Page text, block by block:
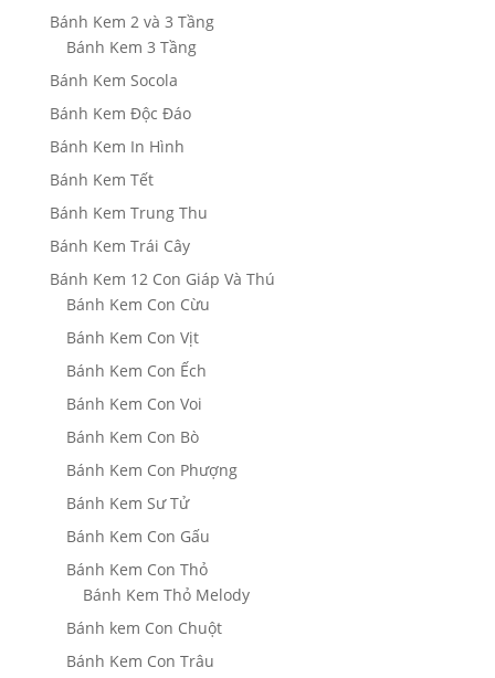
Bánh Kem 2 và 3 Tầng
Bánh Kem 3 Tầng
Bánh Kem Socola
Bánh Kem Độc Đáo
Bánh Kem In Hình
Bánh Kem Tết
Bánh Kem Trung Thu
Bánh Kem Trái Cây
Bánh Kem 12 Con Giáp Và Thú
Bánh Kem Con Cừu
Bánh Kem Con Vịt
Bánh Kem Con Ếch
Bánh Kem Con Voi
Bánh Kem Con Bò
Bánh Kem Con Phượng
Bánh Kem Sư Tử
Bánh Kem Con Gấu
Bánh Kem Con Thỏ
Bánh Kem Thỏ Melody
Bánh kem Con Chuột
Bánh Kem Con Trâu